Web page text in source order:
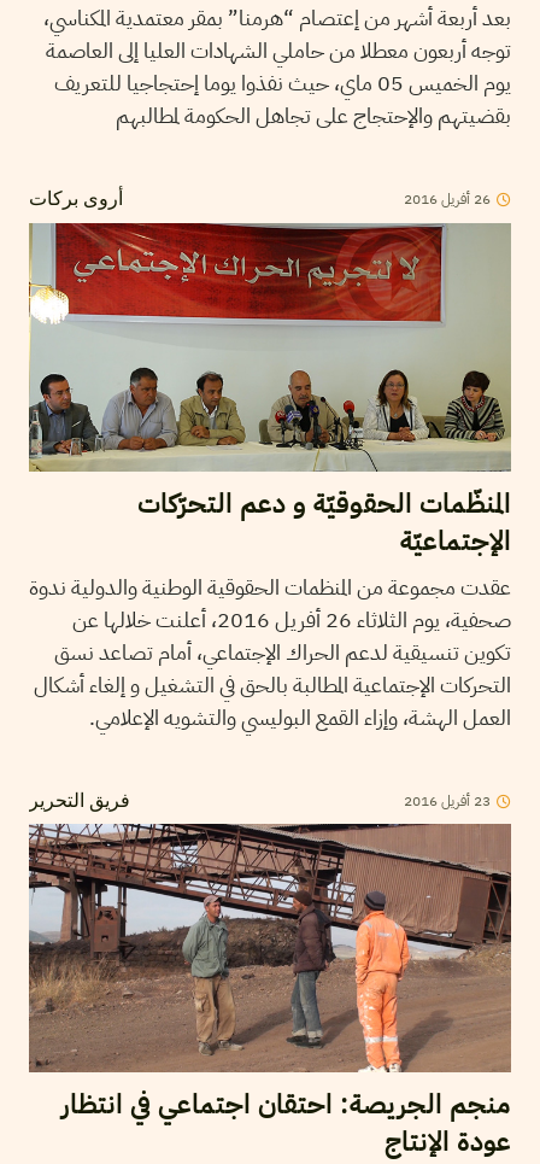
بعد أربعة أشهر من إعتصام “هرمنا” بمقر معتمدية المكناسي،
توجه أربعون معطلا من حاملي الشهادات العليا إلى العاصمة
يوم الخميس 05 ماي، حيث نفذوا يوما إحتجاجيا للتعريف
بقضيتهم والإحتجاج على تجاهل الحكومة لمطالبهم
أروى بركات 26 أفريل2016
المنظّمات الحقوقيّة و دعم التحرّكات
الإجتماعيّة
عقدت مجموعة من المنظمات الحقوقية الوطنية والدولية ندوة
صحفية، يوم الثلاثاء 26 أفريل 2016، أعلنت خلالها عن
تكوين تنسيقية لدعم الحراك الإجتماعي، أمام تصاعد نسق
التحركات الإجتماعية المطالبة بالحق في التشغيل و إلغاء أشكال
العمل الهشة، وإزاء القمع البوليسي والتشويه الإعلامي.
فريق التحرير 23 أفريل2016
منجم الجريصة: احتقان اجتماعي في انتظار
عودة الإنتاج